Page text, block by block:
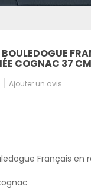
COGNAC 37 CM
Ajouter un avis
Français en